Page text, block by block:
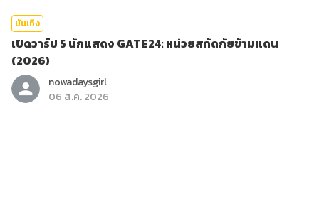
บันเทิง
เปิดวาร์ป 5 นักแสดง GATE24: หน่วยสกัดภัยข้ามแดน
(2026)
nowadaysgirl
06 ส.ค. 2026